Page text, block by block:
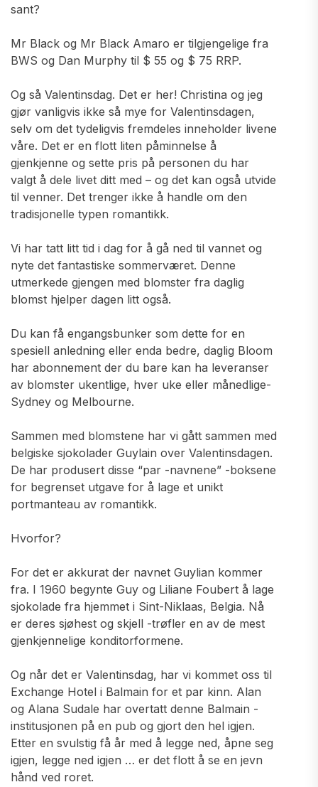
sant?
Mr Black og Mr Black Amaro er tilgjengelige fra
BWS og Dan Murphy til $ 55 og $ 75 RRP.
Og så Valentinsdag. Det er her! Christina og jeg
gjør vanligvis ikke så mye for Valentinsdagen,
selv om det tydeligvis fremdeles inneholder livene
våre. Det er en flott liten påminnelse å
gjenkjenne og sette pris på personen du har
valgt å dele livet ditt med – og det kan også utvide
til venner. Det trenger ikke å handle om den
tradisjonelle typen romantikk.
Vi har tatt litt tid i dag for å gå ned til vannet og
nyte det fantastiske sommerværet. Denne
utmerkede gjengen med blomster fra daglig
blomst hjelper dagen litt også.
Du kan få engangsbunker som dette for en
spesiell anledning eller enda bedre, daglig Bloom
har abonnement der du bare kan ha leveranser
av blomster ukentlige, hver uke eller månedlige-
Sydney og Melbourne.
Sammen med blomstene har vi gått sammen med
belgiske sjokolader Guylain over Valentinsdagen.
De har produsert disse “par -navnene” -boksene
for begrenset utgave for å lage et unikt
portmanteau av romantikk.
Hvorfor?
For det er akkurat der navnet Guylian kommer
fra. I 1960 begynte Guy og Liliane Foubert å lage
sjokolade fra hjemmet i Sint-Niklaas, Belgia. Nå
er deres sjøhest og skjell -trøfler en av de mest
gjenkjennelige konditorformene.
Og når det er Valentinsdag, har vi kommet oss til
Exchange Hotel i Balmain for et par kinn. Alan
og Alana Sudale har overtatt denne Balmain -
institusjonen på en pub og gjort den hel igjen.
Etter en svulstig få år med å legge ned, åpne seg
igjen, legge ned igjen … er det flott å se en jevn
hånd ved roret.